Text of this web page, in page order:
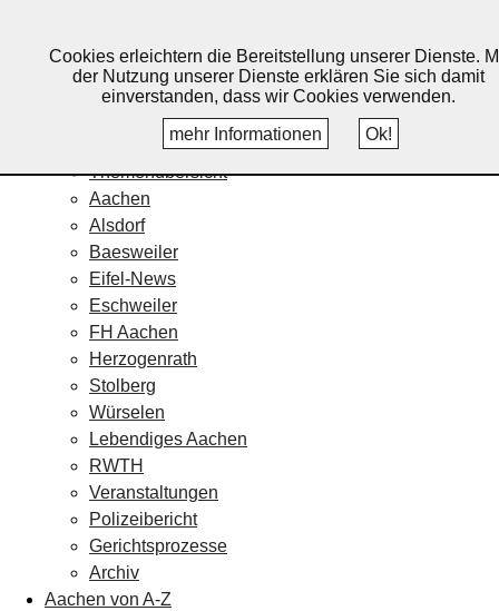
Home
Veranstaltungskalender
Themenübersicht
Aachen
Alsdorf
Baesweiler
Eifel-News
Eschweiler
FH Aachen
Herzogenrath
Stolberg
Würselen
Lebendiges Aachen
RWTH
Veranstaltungen
Polizeibericht
Gerichtsprozesse
Archiv
Aachen von A-Z
Cookies erleichtern die Bereitstellung unserer Dienste.
der Nutzung unserer Dienste erklären Sie sich damit
einverstanden, dass wir Cookies verwenden.
mehr Informationen
Ok!